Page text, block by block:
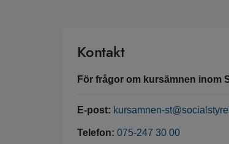
Kontakt
För frågor om kursämnen inom
E-post: kursamnen-
Telefon: 075-247 30 00